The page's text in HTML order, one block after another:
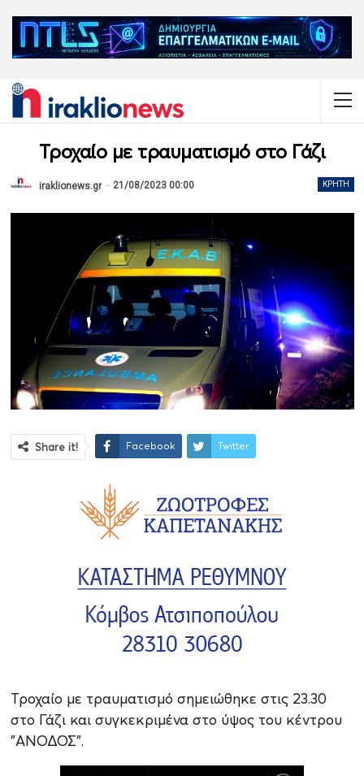
Τροχαίο με τραυματισμό στο Γάζι
ΚΡΉΤΗ
iraklionews.gr 21/08/2023 00:00
Share it! Facebook Twitter
Τροχαίο με τραυματισμό σημειώθηκε στις 23.30
στο Γάζι και συγκεκριμένα στο ύψος του κέντρου
"ΑΝΟΔΟΣ".